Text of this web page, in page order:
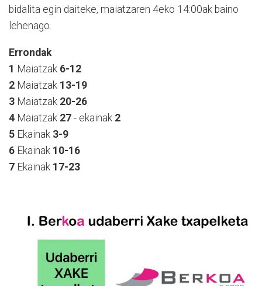
bidalita egin daiteke, maiatzaren 4eko 14:00ak baino
lehenago.
Errondak
1 Maiatzak 6-12
2 Maiatzak 13-19
3 Maiatzak 20-26
4 Maiatzak 27 - ekainak 2
5 Ekainak 3-9
6 Ekainak 10-16
7 Ekainak 17-23